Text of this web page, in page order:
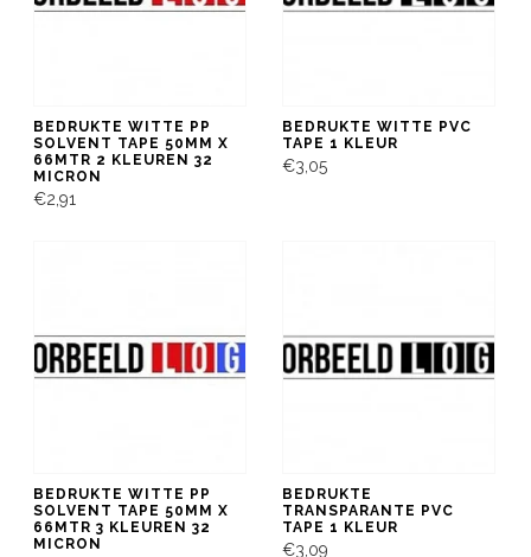
BEDRUKTE WITTE PP
SOLVENT TAPE 50MM X
66MTR 2 KLEUREN 32
MICRON
€2,91
BEDRUKTE WITTE PVC
TAPE 1 KLEUR
€3,05
BEDRUKTE WITTE PP
SOLVENT TAPE 50MM X
66MTR 3 KLEUREN 32
MICRON
BEDRUKTE
TRANSPARANTE PVC
TAPE 1 KLEUR
€3,09